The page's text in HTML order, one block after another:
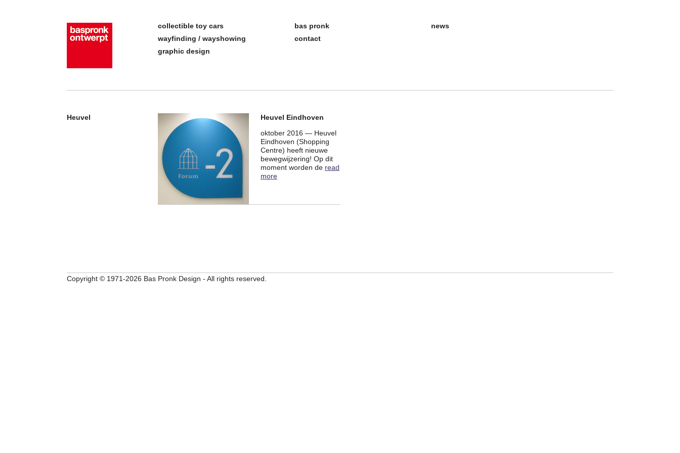
collectible toy cars
wayfinding / wayshowing
graphic design
bas pronk
contact
news
Heuvel
Heuvel Eindhoven
oktober 2016 — Heuvel
Eindhoven (Shopping
Centre) heeft nieuwe
bewegwijzering! Op dit
moment worden de read
more
Copyright © 1971-2026 Bas Pronk Design - All rights reserved.